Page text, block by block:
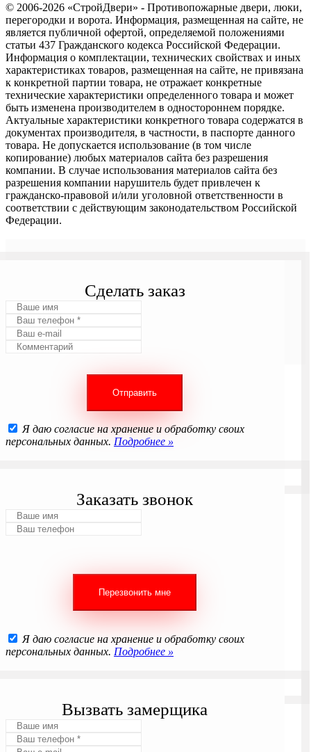
© 2006-2026 «СтройДвери» - Противопожарные двери, люки,
перегородки и ворота. Информация, размещенная на сайте, не
является публичной офертой, определяемой положениями
статьи 437 Гражданского кодекса Российской Федерации.
Информация о комплектации, технических свойствах и иных
характеристиках товаров, размещенная на сайте, не привязана
к конкретной партии товара, не отражает конкретные
технические характеристики определенного товара и может
быть изменена производителем в одностороннем порядке.
Актуальные характеристики конкретного товара содержатся в
документах производителя, в частности, в паспорте данного
товара. Не допускается использование (в том числе
копирование) любых материалов сайта без разрешения
компании. В случае использования материалов сайта без
разрешения компании нарушитель будет привлечен к
гражданско-правовой и/или уголовной ответственности в
соответствии с действующим законодательством Российской
Федерации.
Сделать заказ
Я даю согласие на хранение и обработку своих
персональных данных. Подробнее »
Заказать звонок
Я даю согласие на хранение и обработку своих
персональных данных. Подробнее »
Вызвать замерщика